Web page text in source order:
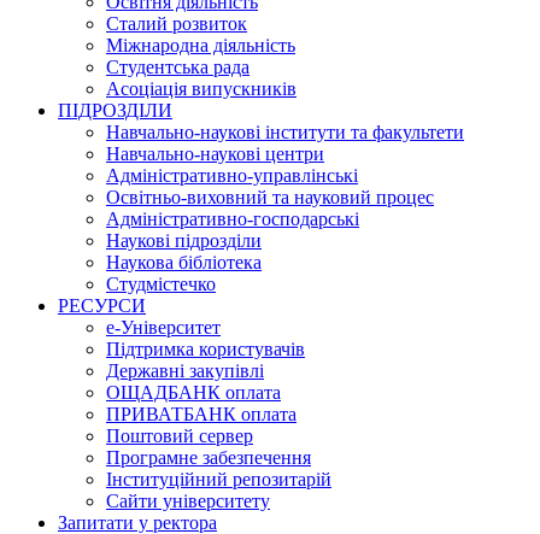
Сталий розвиток
Міжнародна діяльність
Студентська рада
Асоціація випускників
ПІДРОЗДІЛИ
Навчально-наукові інститути та факультети
Навчально-наукові центри
Адміністративно-управлінські
Освітньо-виховний та науковий процес
Адміністративно-господарські
Наукові підрозділи
Наукова бібліотека
Студмістечко
РЕСУРСИ
е-Університет
Підтримка користувачів
Державні закупівлі
ОЩАДБАНК оплата
ПРИВАТБАНК оплата
Поштовий сервер
Програмне забезпечення
Інституційний репозитарій
Сайти університету
Запитати у ректора